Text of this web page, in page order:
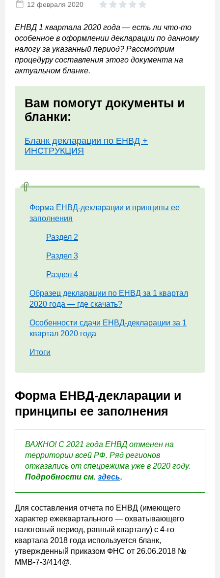
12 февраля 2020
ЕНВД 1 квартала 2020 года — есть ли что-то
особенное в оформлении декларации по данному
налогу за указанный период? Рассмотрим
процедуру составления этого документа на
актуальном бланке.
Вам помогут документы и
бланки:
Бланк декларации по ЕНВД +
ИНСТРУКЦИЯ
Форма ЕНВД-декларации и принципы ее
заполнения
Раздел 2
Раздел 3
Раздел 4
Образец декларации по ЕНВД за 1 квартал
2020 года — где скачать?
Особенности сдачи ЕНВД-декларации за 1
квартал 2020 года
Итоги
Форма ЕНВД-декларации и
принципы ее заполнения
ВАЖНО! С 2021 года ЕНВД отменен на
территории всей РФ. Ряд регионов
отказались от спецрежима уже в 2020 году.
Подробности см. здесь.
Для составления отчета по ЕНВД (имеющего
характер ежеквартального — охватывающего
налоговый период, равный кварталу) с 4-го
квартала 2018 года используется бланк,
утвержденный приказом ФНС от 26.06.2018 №
ММВ-7-3/414@.